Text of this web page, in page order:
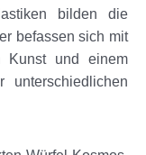
bilden die
befassen sich mit
Kunst und einem